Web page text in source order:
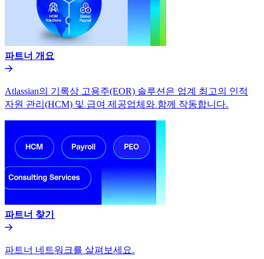
파트너 개요​​
Atlassian의 기록상 고용주(EOR) 솔루션은 업계 최고의 인적
자원 관리(HCM) 및 급여 제공업체와 함께 작동합니다.​​
파트너 찾기​​
파트너 네트워크를 살펴보세요.​​